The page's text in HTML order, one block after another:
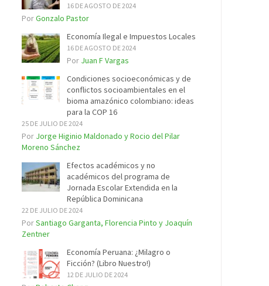
16 DE AGOSTO DE 2024
PorGonzalo Pastor
Economía Ilegal e Impuestos Locales
16 DE AGOSTO DE 2024
Por Juan F Vargas
Condiciones socioeconómicas y de
conflictos socioambientales en el
bioma amazónico colombiano: ideas
para la COP 16
25 DE JULIO DE 2024
Por Jorge Higinio Maldonado y Rocio del Pilar
Moreno Sánchez
Efectos académicos y no
académicos del programa de
Jornada Escolar Extendida en la
República Dominicana
22 DE JULIO DE 2024
PorSantiago Garganta, Florencia Pinto y Joaquín
Zentner
Economía Peruana: ¿Milagro o
Ficción? (Libro Nuestro!)
12 DE JULIO DE 2024